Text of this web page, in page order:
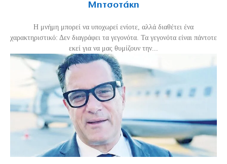
Μητσοτάκη
H μνήμη μπορεί να υποχωρεί ενίοτε, αλλά διαθέτει ένα
χαρακτηριστικό: Δεν διαγράφει τα γεγονότα. Τα γεγονότα είναι πάντοτε
εκεί για να μας θυμίζουν την...